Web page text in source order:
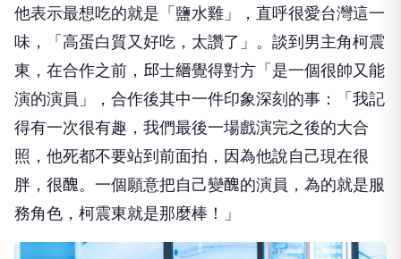
他表示最想吃的就是「鹽水雞」，直呼很愛台灣這一
味，「高蛋白質又好吃，太讚了」。談到男主角柯震
東，在合作之前，邱士縉覺得對方「是一個很帥又能
演的演員」，合作後其中一件印象深刻的事：「我記
得有一次很有趣，我們最後一場戲演完之後的大合
照，他死都不要站到前面拍，因為他說自己現在很
胖，很醜。一個願意把自己變醜的演員，為的就是服
務角色，柯震東就是那麼棒！」